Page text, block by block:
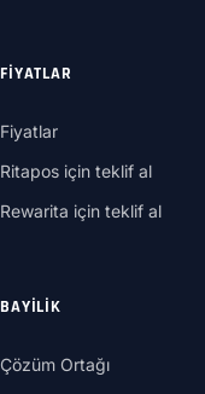
FIYATLAR
Fiyatlar
Ritapos için teklif al
Rewarita için teklif al
BAYILIK
Çözüm Ortağı